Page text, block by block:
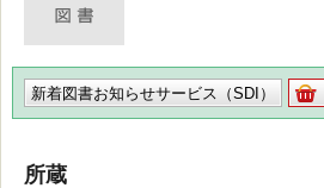
新着図書お知らせサービス（SDI）
所蔵